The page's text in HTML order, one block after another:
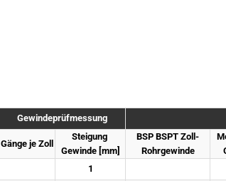
Gewindeprüfmessung
Gänge je Zoll
Steigung
Gewinde [mm]
BSP BSPT Zoll-
Rohrgewinde
1